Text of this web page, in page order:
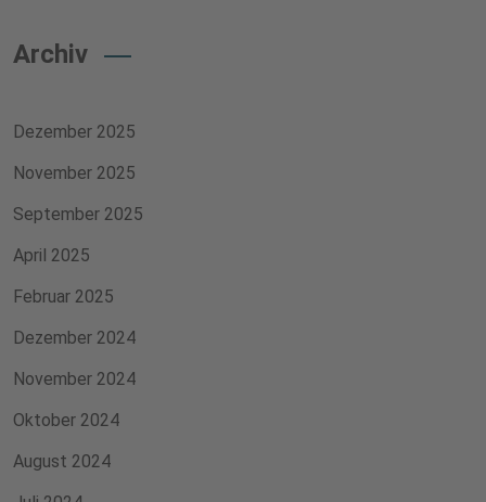
Archiv
Dezember 2025
November 2025
September 2025
April 2025
Februar 2025
Dezember 2024
November 2024
Oktober 2024
August 2024